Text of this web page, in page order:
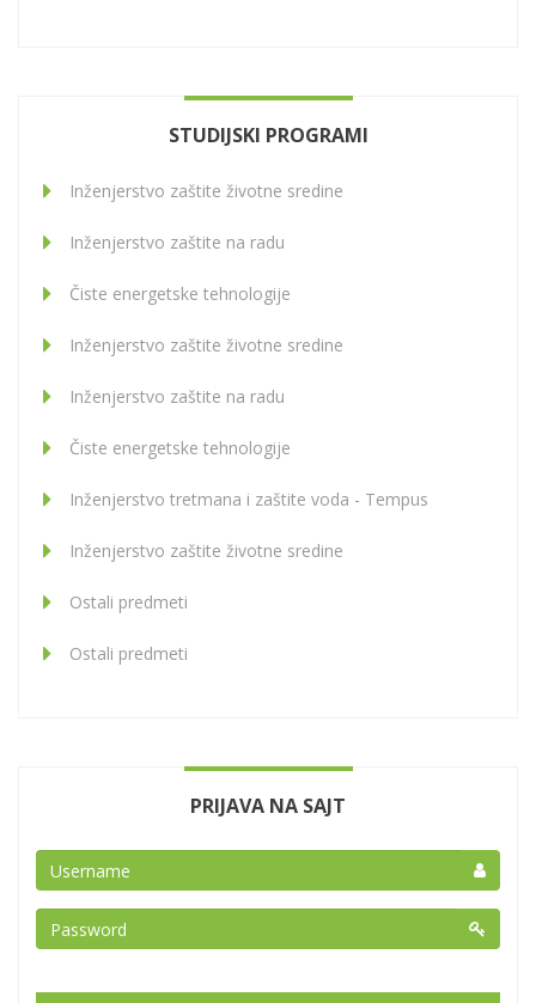
STUDIJSKI PROGRAMI
Inženjerstvo zaštite životne sredine
Inženjerstvo zaštite na radu
Čiste energetske tehnologije
Inženjerstvo zaštite životne sredine
Inženjerstvo zaštite na radu
Čiste energetske tehnologije
Inženjerstvo tretmana i zaštite voda - Tempus
Inženjerstvo zaštite životne sredine
Ostali predmeti
Ostali predmeti
PRIJAVA NA SAJT